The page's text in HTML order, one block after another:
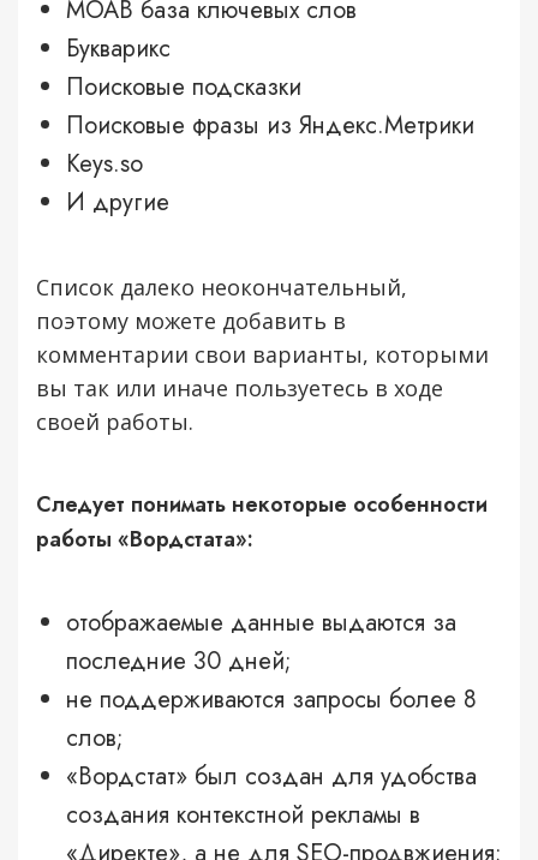
MOAB база ключевых слов
Букварикс
Поисковые подсказки
Поисковые фразы из Яндекс.Метрики
Keys.so
И другие
Список далеко неокончательный,
поэтому можете добавить в
комментарии свои варианты, которыми
вы так или иначе пользуетесь в ходе
своей работы.
Следует понимать некоторые особенности
работы «Вордстата»:
отображаемые данные выдаются за
последние 30 дней;
не поддерживаются запросы более 8
слов;
«Вордстат» был создан для удобства
создания контекстной рекламы в